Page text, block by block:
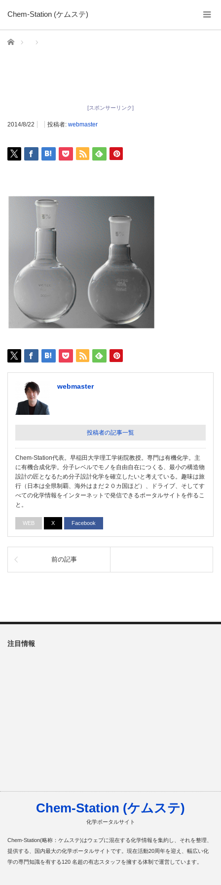
Chem-Station (ケムステ)
ホーム
[スポンサーリンク]
2014/8/22 投稿者: webmaster
webmaster
投稿者の記事一覧
Chem-Station代表。早稲田大学理工学術院教授。専門は有機化学。主
に有機合成化学。分子レベルでモノを自由自在につくる、最小の構造物
設計の匠となるため分子設計化学を確立したいと考えている。趣味は旅
行（日本は全県制覇、海外はまだ２０カ国ほど）、ドライブ、そしてす
べての化学情報をインターネットで発信できるポータルサイトを作るこ
と。
WEB X Facebook
前の記事
注目情報
Chem-Station (ケムステ)
化学ポータルサイト
Chem-Station(略称：ケムステ)はウェブに混在する化学情報を集約し、それを整理、
提供する、国内最大の化学ポータルサイトです。現在活動20周年を迎え、幅広い化
学の専門知識を有する120 名超の有志スタッフを擁する体制で運営しています。